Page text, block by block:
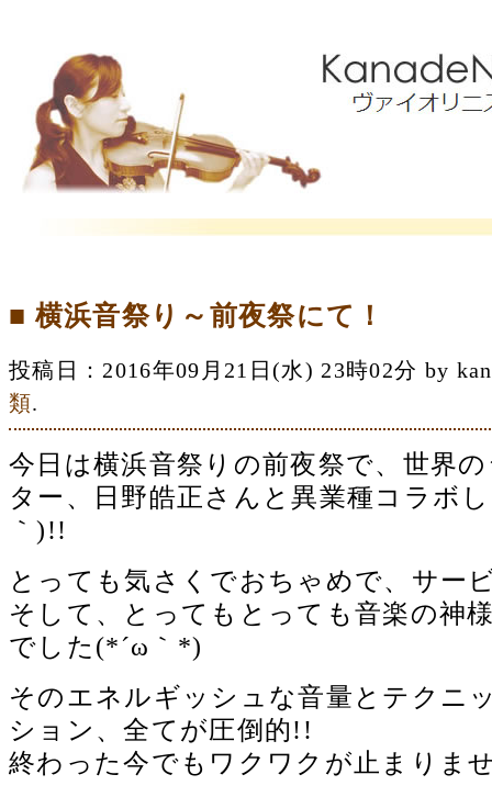
■ 横浜音祭り～前夜祭にて！
投稿日：2016年09月21日(水) 23時02分 by
類.
今日は横浜音祭りの前夜祭で、世界
ター、日野皓正さんと異業種コラボ
｀)!!
とっても気さくでおちゃめで、サー
そして、とってもとっても音楽の神
でした(*´ω｀*)
そのエネルギッシュな音量とテクニ
ション、全てが圧倒的!!
終わった今でもワクワクが止まりま